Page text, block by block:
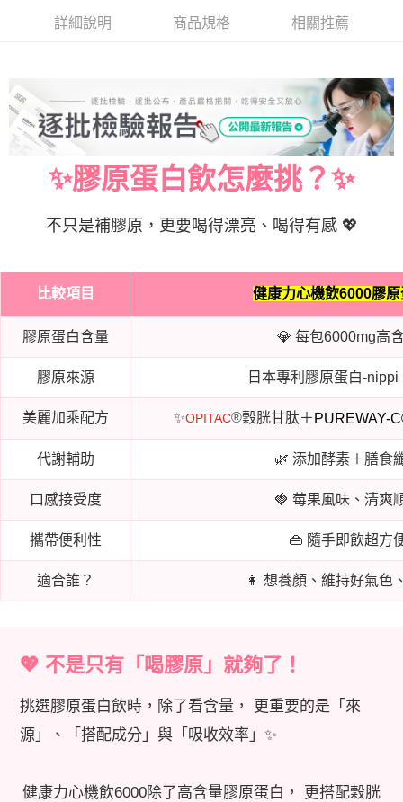
詳細說明 商品規格 相關推薦
✨膠原蛋白飲怎麼挑？✨
不只是補膠原，更要喝得漂亮、喝得有感 💖
比較項目 健康力心機飲6000膠
膠原蛋白含量 💎 每包6000mg高
膠原來源 日本專利膠原蛋白-nippi
美麗加乘配方 ✨OPITAC®穀胱甘肽＋PUREWAY-
代謝輔助 🌿 添加酵素＋膳食
口感接受度 🍓 莓果風味、清爽
攜帶便利性 👜 隨手即飲超方
適合誰？ 👩 想養顏、維持好氣色
💖 不是只有「喝膠原」就夠了！
挑選膠原蛋白飲時，除了看含量， 更重要的是「來
源」、「搭配成分」與「吸收效率」✨
健康力心機飲6000除了高含量膠原蛋白， 更搭配穀胱